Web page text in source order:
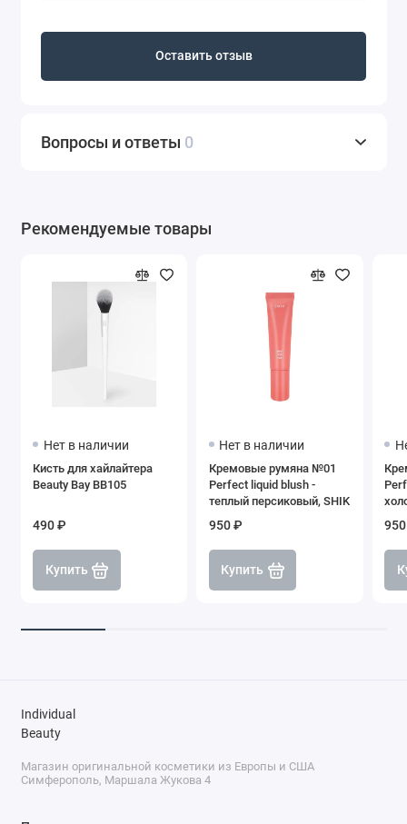
Оставить отзыв
Вопросы и ответы 0
Рекомендуемые товары
Нет в наличии
Кисть для хайлайтера
Beauty Bay BB105
490 ₽
Купить
Нет в наличии
Кремовые румяна №01
Perfect liquid blush -
теплый персиковый, SHIK
950 ₽
Купить
Individual
Beauty
Магазин оригинальной косметики из Европы и США
Симферополь, Маршала Жукова 4